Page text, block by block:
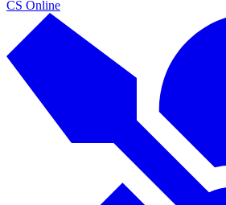
CS Online